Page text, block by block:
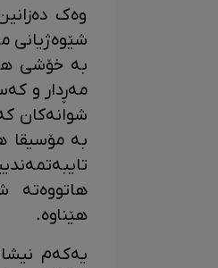
وەک
شێوەژیانی
بە خۆشی
مەڕدار و
شوانەکان
بە مۆسیقا
هاتووەتە
هێناوە.
یەکەم